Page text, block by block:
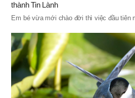
thành Tin Lành
Em bé vừa mới chào đời thì việc đầu tiên